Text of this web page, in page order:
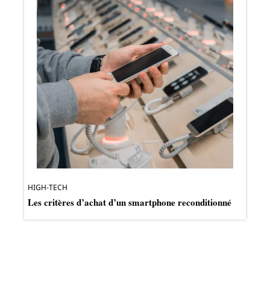
HIGH-TECH
Les critères d’achat d’un smartphone reconditionné